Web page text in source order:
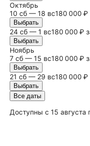
Октябрь
10 сб — 18 вс180 000 ₽
Выбрать
24 сб — 1 вс180 000 ₽
Выбрать
Ноябрь
7 сб — 15 вс180 000 ₽
Выбрать
21 сб — 29 вс180 000 ₽
Выбрать
Все даты
Доступны с 15 августа